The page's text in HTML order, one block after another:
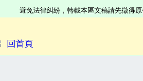
避免法律糾紛，轉載本區文稿請先徵得原
回首頁